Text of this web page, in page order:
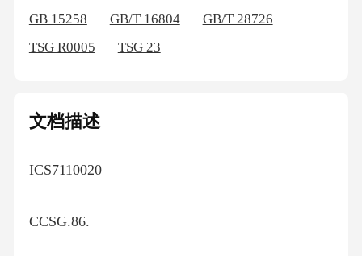
GB 15258
GB/T 16804
GB/T 28726
TSG R0005
TSG 23
文档描述
ICS7110020
CCSG.86.